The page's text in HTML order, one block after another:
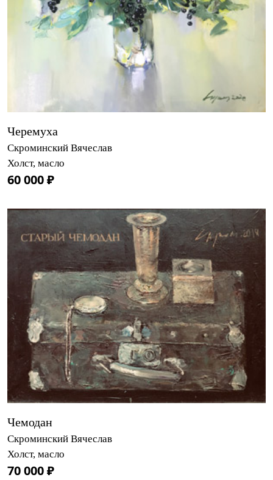
Черемуха
Скроминский Вячеслав
Холст, масло
60 000 ₽
Чемодан
Скроминский Вячеслав
Холст, масло
70 000 ₽